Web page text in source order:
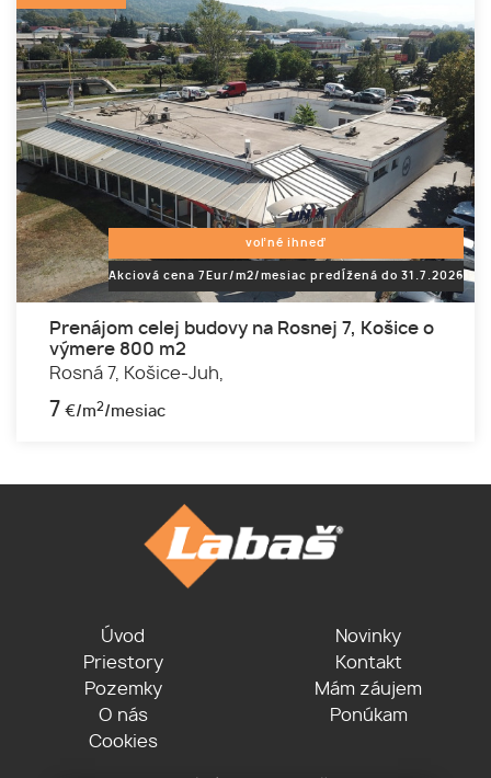
voľné ihneď
Akciová cena 7Eur/m2/mesiac predĺžená do 31.7.2026
Prenájom celej budovy na Rosnej 7, Košice o
výmere 800 m2
Rosná 7, Košice-Juh,
7 €/m2/mesiac
Úvod
Priestory
Pozemky
O nás
Cookies
Novinky
Kontakt
Mám záujem
Ponúkam